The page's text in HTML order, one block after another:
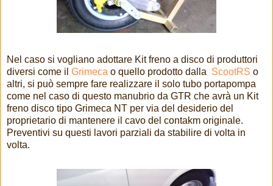
Nel caso si vogliano adottare Kit freno a disco di produttori
diversi come il Grimeca o quello prodotto dalla ScootRS o
altri, si può sempre fare realizzare il solo tubo portapompa
come nel caso di questo manubrio da GTR che avrà un Kit
freno disco tipo Grimeca NT per via del desiderio del
proprietario di mantenere il cavo del contakm originale.
Preventivi su questi lavori parziali da stabilire di volta in
volta.